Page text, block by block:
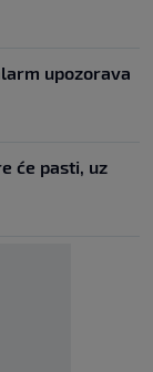
upozorava
će pasti, uz